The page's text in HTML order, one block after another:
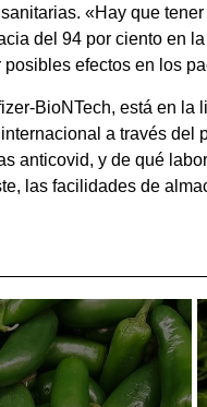
«Hay que
del 94 por ciento en
efectos en los
BioNTech, está en
a través
anticovid, y de qué
las facilidades de